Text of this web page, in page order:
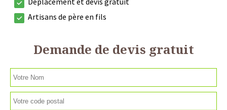
Artisans de père en fils
Demande de devis gratuit